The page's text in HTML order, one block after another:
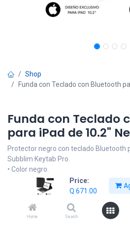
Price:
Q 671.00
Home Search
Shop
Funda con Teclado con Bluetooth
Funda con Teclado
para iPad de 10.2"
Protector negro con teclado Bluetooth
Subblim Keytab Pro.
• Color negro.
• Teclado Bluetooth con Touchpad.
• Compatible con iPad de 10.2”.
• Batería de 420 mAh.